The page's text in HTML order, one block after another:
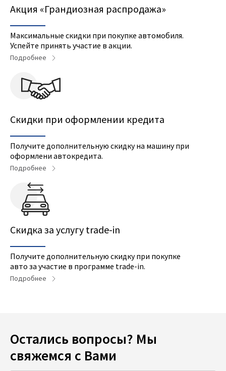
Акция «Грандиозная распродажа»
Максимальные скидки при покупке автомобиля.
Успейте принять участие в акции.
Подробнее
Скидки при оформлении кредита
Получите дополнительную скидку на машину при
оформлени автокредита.
Подробнее
Cкидка за услугу trade-in
Получите дополнительную скидку при покупке
авто за участие в программе trade-in.
Подробнее
Остались вопросы? Мы
свяжемся с Вами